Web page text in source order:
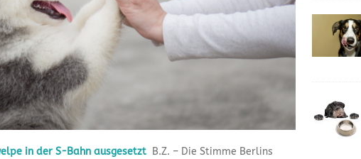
] Züchtung im Kreis Gütersloh begehrt – diese süßen Welpen bekommt nicht jeder
] Studie zeigt: Gassigehen stellt Gesundheitsrisiko dar – Deine Tierwelt
] Leben mit Tieren: Hunde und Katzen fördern die geistige Gesundheit im Alter –
] Der Wössinger Hundeverein frönt dem Hoopers-Sport – Badische Neueste
] Unter Kritik: Prinzessin Kate und Prinz William müssen sich für ihre Welpen
in der S-Bahn ausgesetzt B.Z. – Die Stimme Berlins